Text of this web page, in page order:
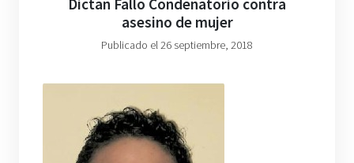
Dictan Fallo Condenatorio contra
asesino de mujer
Publicado el 26 septiembre, 2018